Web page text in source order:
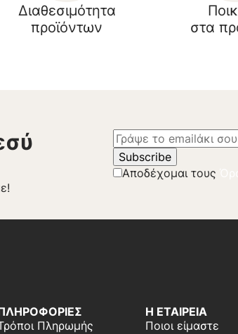
Διαθεσιμότητα
προϊόντων
στα
Αποδέχομαι τους
Πληρωμής
Η ΕΤΑΙΡΕΙΑ
Ποιοι είμαστε